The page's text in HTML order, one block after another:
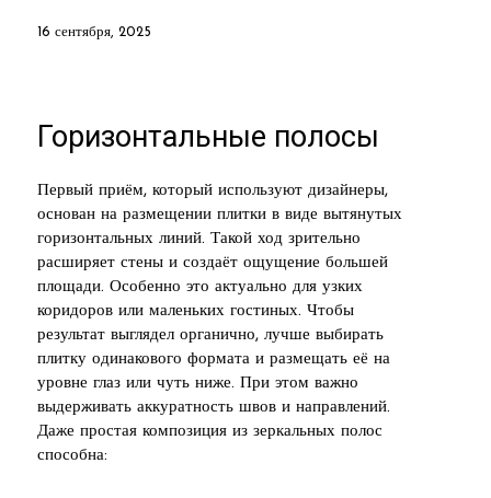
16 сентября, 2025
Горизонтальные полосы
Первый приём, который используют дизайнеры,
основан на размещении плитки в виде вытянутых
горизонтальных линий. Такой ход зрительно
расширяет стены и создаёт ощущение большей
площади. Особенно это актуально для узких
коридоров или маленьких гостиных. Чтобы
результат выглядел органично, лучше выбирать
плитку одинакового формата и размещать её на
уровне глаз или чуть ниже. При этом важно
выдерживать аккуратность швов и направлений.
Даже простая композиция из зеркальных полос
способна: